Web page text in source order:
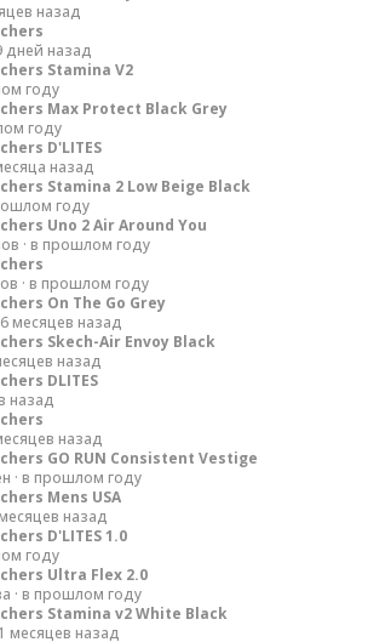
назад
дней назад
Stamina V2
году
Max Protect Black Grey
году
D'LITES
назад
Stamina 2 Low Beige Black
году
Uno 2 Air Around You
· в прошлом году
· в прошлом году
On The Go Grey
6 месяцев назад
Skech-Air Envoy Black
назад
DLITES
назад
назад
GO RUN Consistent Vestige
· в прошлом году
Mens USA
назад
D'LITES 1.0
году
Ultra Flex 2.0
· в прошлом году
Stamina v2 White Black
месяцев назад